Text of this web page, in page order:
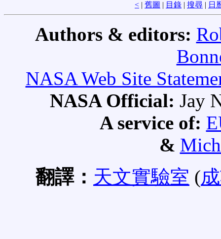
< | 舊圖 | 目錄 | 搜尋 | 日
Authors & editors:
NASA Web Site
NASA Official: Jay
A service of:
&
翻譯： 天文實驗室 (